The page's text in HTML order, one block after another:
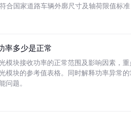
合国家道路车辆外廓尺寸及轴荷限值标准
率多少是正常
模块接收功率的正常范围及影响因素，
模块的参考值表格。同时解释功率异常
问题。